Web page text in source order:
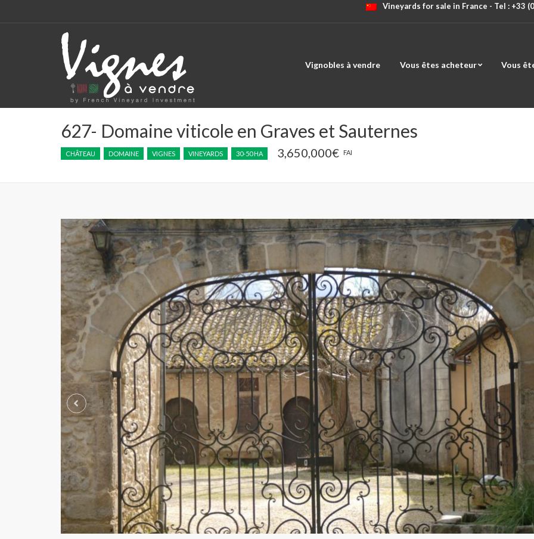
Vineyards for sale in France - Tel : +33
CODE: SELECT ALL
Vignobles à vendre Vous êtes acheteur Vous
627- Domaine viticole en Graves et Sauternes
CHÂTEAU DOMAINE VIGNES VINEYARDS 30-50 HA 3,650,000€ FAI